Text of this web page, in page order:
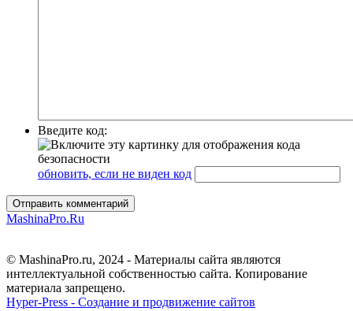
Введите код:
обновить, если не виден код
Отправить комментарий
MashinaPro.Ru
© MashinaPro.ru, 2024 - Материалы сайта являются
интеллектуальной собственностью сайта. Копирование
материала запрещено.
Hyper-Press - Создание и продвижение сайтов